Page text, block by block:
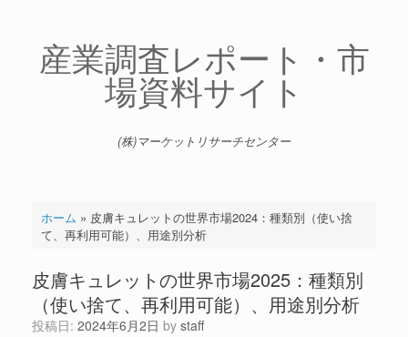
産業調査レポート・市
場資料サイト
(株)マーケットリサーチセンター
ホーム » 皮膚キュレットの世界市場2024：種類別（使い捨
て、再利用可能）、用途別分析
皮膚キュレットの世界市場2025：種類別
（使い捨て、再利用可能）、用途別分析
投稿日: 2024年6月2日 by staff